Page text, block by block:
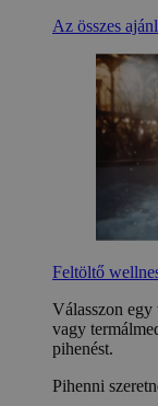
Az összes
Feltöltő
Válasszon egy
vagy
pihenést.
Pihenni